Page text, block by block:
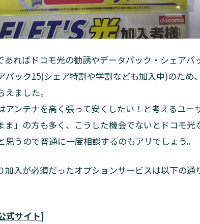
あればドコモ光の勧誘やデータパック・シェアパ
パック15(シェア特割や学割なども加入中)のため
ました。
ンテナを高く張って安くしたい！と考えるユー
ま」の方も多く、こうした機会でないとドコモ光
うので普通に一度相談するのもアリでしょう。
加入が必須だったオプションサービスは以下の通
式サイト]